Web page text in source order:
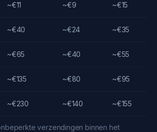
~€11 ~€9 ~€15
~€40 ~€24 ~€35
~€65 ~€40 ~€55
~€135 ~€80 ~€95
~€230 ~€140 ~€155
verzendingen binnen het